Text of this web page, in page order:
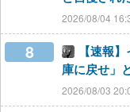
2026/08/04
8
【速報
庫に戻せ」
2026/08/03